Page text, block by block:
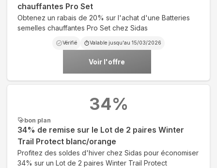
chauffantes Pro Set
Obtenez un rabais de 20% sur l'achat d'une Batteries
semelles chauffantes Pro Set chez Sidas
Vérifié Valable jusqu'au 15/03/2026
Voir l'offre
bon plan
34% de remise sur le Lot de 2 paires Winter
Trail Protect blanc/orange
Profitez des soldes d'hiver chez Sidas pour économiser
34% sur un Lot de 2 paires Winter Trail Protect
34%